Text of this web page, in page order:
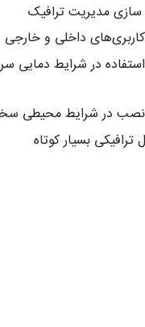
سازی مدیریت ترافیک
داخلی و خارجی
در شرایط دمایی
نصب در شرایط محیطی
ترافیکی بسیار کوتاه